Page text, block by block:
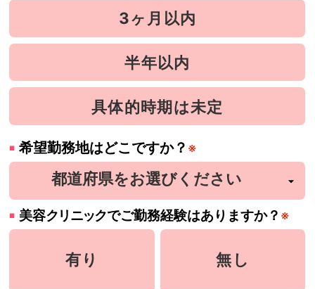
3ヶ月以内
半年以内
具体的時期は未定
希望勤務地はどこですか？ ※
美容クリニックでご勤務経験はありますか？ ※
有り 無し